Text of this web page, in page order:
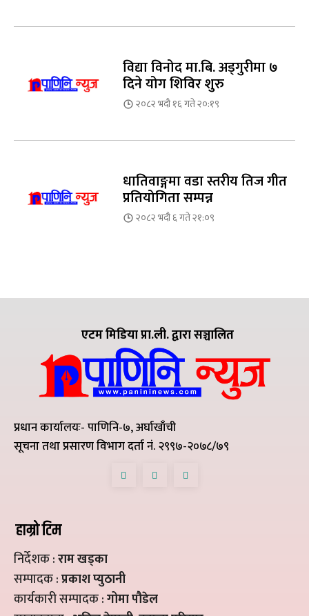
विद्या विनोद मा.बि. अड्गुरीमा ७
दिने योग शिविर शुरु
२०८२ भदौ १६ गते २०:१९
धातिवाङ्गमा वडा स्तरीय तिज गीत
प्रतियोगिता सम्पन्न
२०८२ भदौ ६ गते २१:०९
एटम मिडिया प्रा.ली. द्वारा सञ्चालित
प्रधान कार्यालयः- पाणिनि-७, अर्घाखाँची
सूचना तथा प्रसारण विभाग दर्ता नं. २९९७-२०७८/७९
हाम्रो टिम
निर्देशक :राम खड्का
सम्पादक :प्रकाश प्युठानी
कार्यकारी सम्पादक :गोमा पौडेल